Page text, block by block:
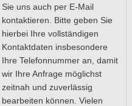
Sie uns auch per E-Mail
kontaktieren. Bitte geben Sie
hierbei Ihre vollständigen
Kontaktdaten insbesondere
Ihre Telefonnummer an, damit
wir Ihre Anfrage möglichst
zeitnah und zuverlässig
bearbeiten können. Vielen